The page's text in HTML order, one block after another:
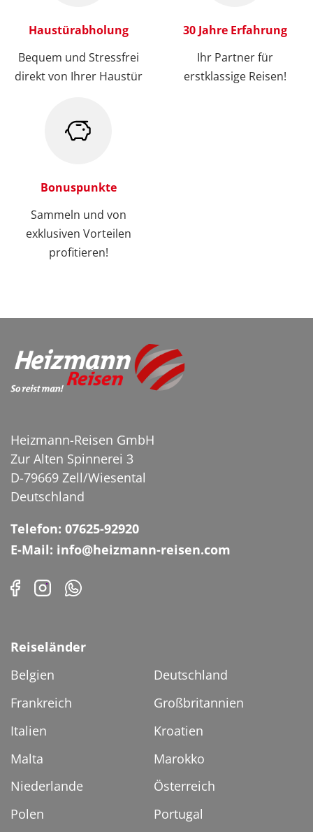
Haustürabholung
Bequem und Stressfrei
direkt von Ihrer Haustür
30 Jahre Erfahrung
Ihr Partner für
erstklassige Reisen!
Bonuspunkte
Sammeln und von
exklusiven Vorteilen
profitieren!
Heizmann-Reisen GmbH
Zur Alten Spinnerei 3
D-79669 Zell/Wiesental
Deutschland
Telefon: 07625-92920
E-Mail: info@heizmann-reisen.com
Reiseländer
Belgien
Deutschland
Frankreich
Großbritannien
Italien
Kroatien
Malta
Marokko
Niederlande
Österreich
Polen
Portugal